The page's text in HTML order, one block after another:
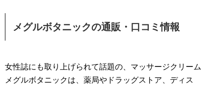
メグルボタニックの通販・口コミ情報
女性誌にも取り上げられて話題の、マッサージクリーム
メグルボタニックは、薬局やドラッグストア、ディス